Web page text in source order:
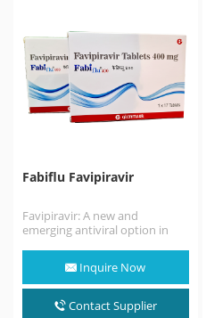
Fabiflu Favipiravir
Favipiravir: A new and
emerging antiviral option in
Inquire Now
Contact Supplier